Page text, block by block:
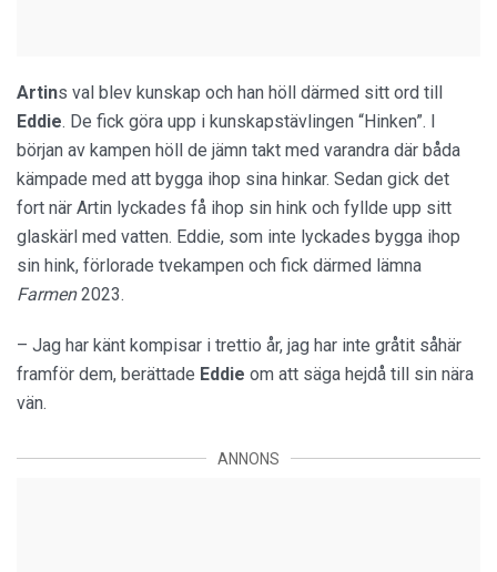
Artins val blev kunskap och han höll därmed sitt ord till
Eddie. De fick göra upp i kunskapstävlingen “Hinken”. I
början av kampen höll de jämn takt med varandra där båda
kämpade med att bygga ihop sina hinkar. Sedan gick det
fort när Artin lyckades få ihop sin hink och fyllde upp sitt
glaskärl med vatten. Eddie, som inte lyckades bygga ihop
sin hink, förlorade tvekampen och fick därmed lämna
Farmen2023.
– Jag har känt kompisar i trettio år, jag har inte gråtit såhär
framför dem, berättade Eddie om att säga hejdå till sin nära
vän.
ANNONS